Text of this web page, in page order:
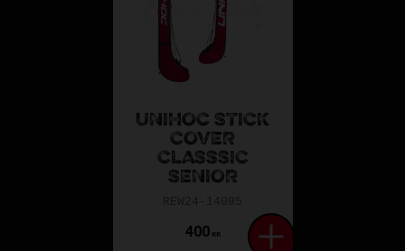
UNIHOC STICK
COVER
CLASSSIC
SENIOR
400KR